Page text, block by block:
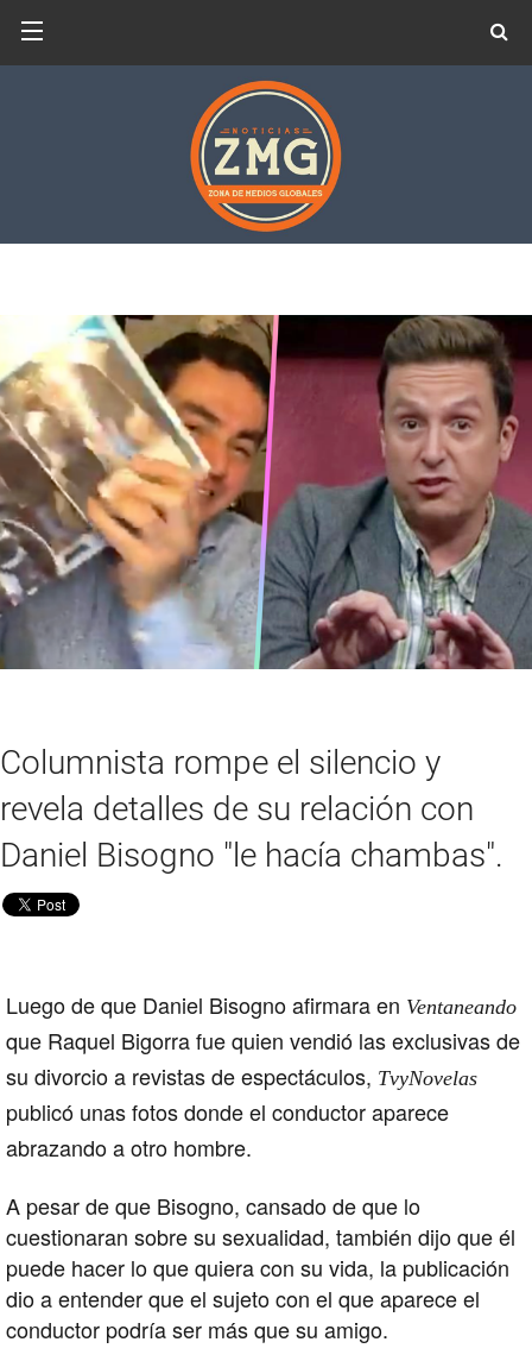
Columnista rompe el silencio y
revela detalles de su relación con
Daniel Bisogno "le hacía chambas".
Luego de que Daniel Bisognoafirmara en Ventaneando
que Raquel Bigorra fue quien vendió las exclusivas de
su divorcio a revistas de espectáculos, TvyNovelas
publicó unas fotos donde el conductor aparece
abrazandoa otro hombre.
A pesar de que Bisogno, cansado de que lo
cuestionaran sobre su sexualidad, también dijo que él
puede hacer lo que quiera con su vida, la publicación
dio a entender que el sujeto con el que aparece el
conductor podría ser más que su amigo.